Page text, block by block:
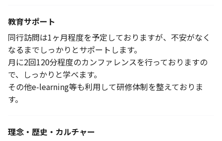
教育サポート
同行訪問は1ヶ月程度を予定しておりますが、不安がなく
なるまでしっかりとサポートします。
月に2回120分程度のカンファレンスを行っておりますの
で、しっかりと学べます。
その他e-learning等も利用して研修体制を整えておりま
す。
理念・歴史・カルチャー